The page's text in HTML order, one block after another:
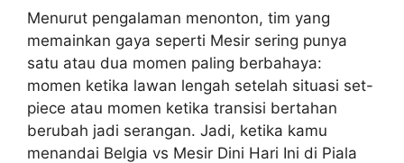
Menurut pengalaman menonton, tim yang
memainkan gaya seperti Mesir sering punya
satu atau dua momen paling berbahaya:
momen ketika lawan lengah setelah situasi set-
piece atau momen ketika transisi bertahan
berubah jadi serangan. Jadi, ketika kamu
menandai Belgia vs Mesir Dini Hari Ini di Piala